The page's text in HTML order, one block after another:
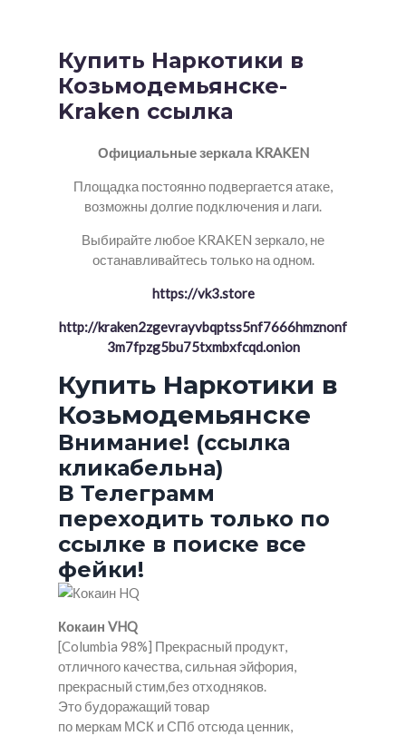
Купить Наркотики в
Козьмодемьянске-
Kraken ссылка
Официальные зеркала KRAKEN
Площадка постоянно подвергается атаке,
возможны долгие подключения и лаги.
Выбирайте любое KRAKEN зеркало, не
останавливайтесь только на одном.
https://vk3.store
http://kraken2zgevrayvbqptss5nf7666hmznonf
3m7fpzg5bu75txmbxfcqd.onion
Купить Наркотики в
Козьмодемьянске
Внимание! (ссылка
кликабельна)
В Телеграмм
переходить только по
ссылке в поиске все
фейки!
Кокаин VHQ
[Columbia 98%] Прекрасный продукт,
отличного качества, сильная эйфория,
прекрасный стим,без отходняков.
Это будоражащий товар
по меркам МСК и СПб отсюда ценник,